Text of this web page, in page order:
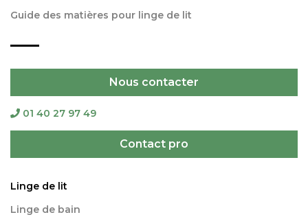
Guide des matières pour linge de lit
Nous contacter
01 40 27 97 49
Contact pro
Linge de lit
Linge de bain